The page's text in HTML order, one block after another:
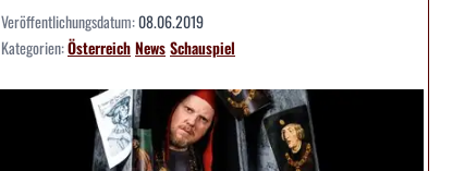
Veröffentlichungsdatum:08.06.2019
Kategorien:ÖsterreichNewsSchauspiel